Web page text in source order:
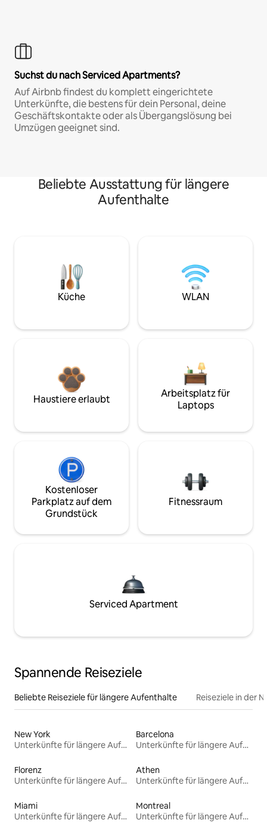
Suchst du nach Serviced Apartments?
Auf Airbnb findest du komplett eingerichtete
Unterkünfte, die bestens für dein Personal, deine
Geschäftskontakte oder als Übergangslösung bei
Umzügen geeignet sind.
Beliebte Ausstattung für längere
Aufenthalte
Küche WLAN
Haustiere erlaubt
Arbeitsplatz für
Laptops
Kostenloser
Parkplatz auf dem
Grundstück
Fitnessraum
Serviced Apartment
Spannende Reiseziele
Beliebte Reiseziele für längere Aufenthalte Reiseziele in der
New York
Unterkünfte für längere Aufenthalte
Barcelona
Unterkünfte für längere Aufenthalte
Florenz
Unterkünfte für längere Aufenthalte
Athen
Unterkünfte für längere Aufenthalte
Miami
Unterkünfte für längere Aufenthalte
Montreal
Unterkünfte für längere Aufenthalte